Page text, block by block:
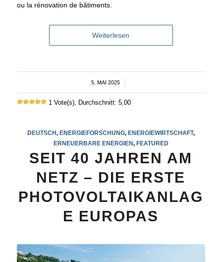
ou la rénovation de bâtiments.
Weiterlesen
5. MAI 2025
/
1 Vote(s), Durchschnitt: 5,00
DEUTSCH, ENERGIEFORSCHUNG, ENERGIEWIRTSCHAFT,
ERNEUERBARE ENERGIEN, FEATURED
SEIT 40 JAHREN AM
NETZ – DIE ERSTE
PHOTOVOLTAIKANLAG
E EUROPAS